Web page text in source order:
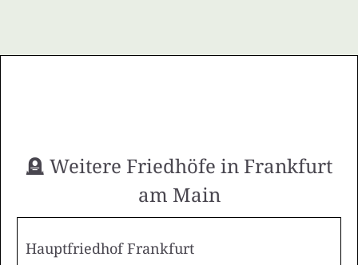
🪦 Weitere Friedhöfe in Frankfurt
am Main
Hauptfriedhof Frankfurt